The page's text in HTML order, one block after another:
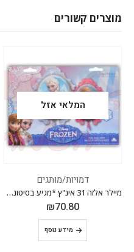
מוצרים קשורים
מיילר אלזה 31 אינ"ץ *מגיע בסיטונאות חבילה של 5 יח'*
המלאי אזל
דמויות/מותגים